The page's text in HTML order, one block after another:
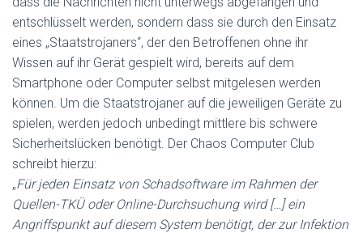
entschlüsselt werden, sondern dass sie durch den Einsatz
eines „Staatstrojaners“, der den Betroffenen ohne ihr
Wissen auf ihr Gerät gespielt wird, bereits auf dem
Smartphone oder Computer selbst mitgelesen werden
können. Um die Staatstrojaner auf die jeweiligen Geräte zu
spielen, werden jedoch unbedingt mittlere bis schwere
Sicherheitslücken benötigt. Der Chaos Computer Club
schreibt hierzu:
„Für jeden Einsatz von Schadsoftware im Rahmen der
Quellen-TKÜ oder Online-Durchsuchung wird […] ein
Angriffspunkt auf diesem System benötigt, der zur Infektion